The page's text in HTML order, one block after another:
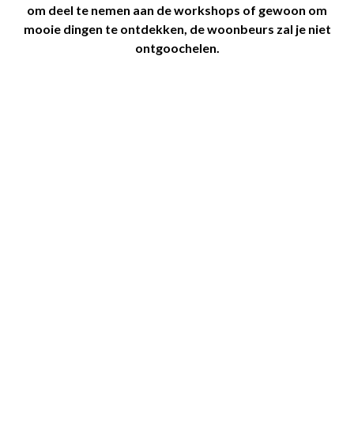
om deel te nemen aan de workshops of gewoon om
mooie dingen te ontdekken, de woonbeurs zal je niet
ontgoochelen.